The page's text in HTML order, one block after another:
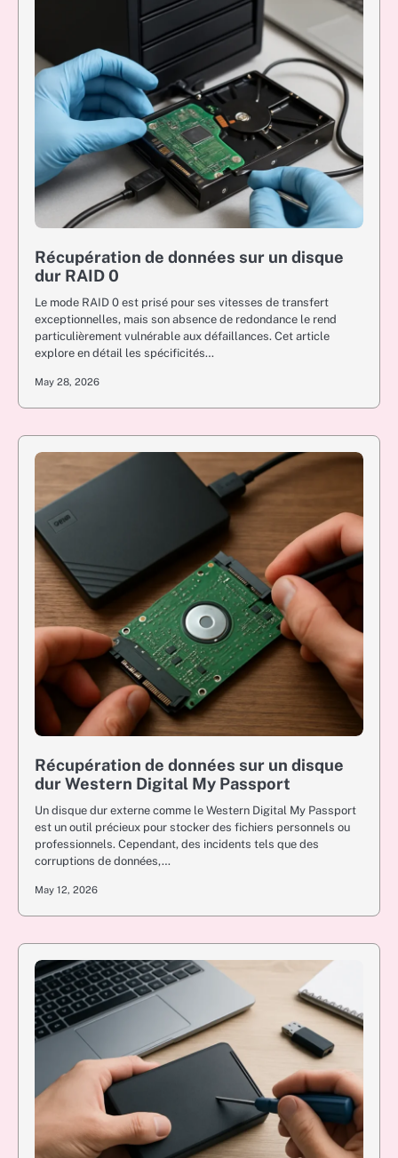
Récupération de données sur un disque
dur RAID 0
Le mode RAID 0 est prisé pour ses vitesses de transfert
exceptionnelles, mais son absence de redondance le rend
particulièrement vulnérable aux défaillances. Cet article
explore en détail les spécificités…
May 28, 2026
Récupération de données sur un disque
dur Western Digital My Passport
Un disque dur externe comme le Western Digital My Passport
est un outil précieux pour stocker des fichiers personnels ou
professionnels. Cependant, des incidents tels que des
corruptions de données,…
May 12, 2026